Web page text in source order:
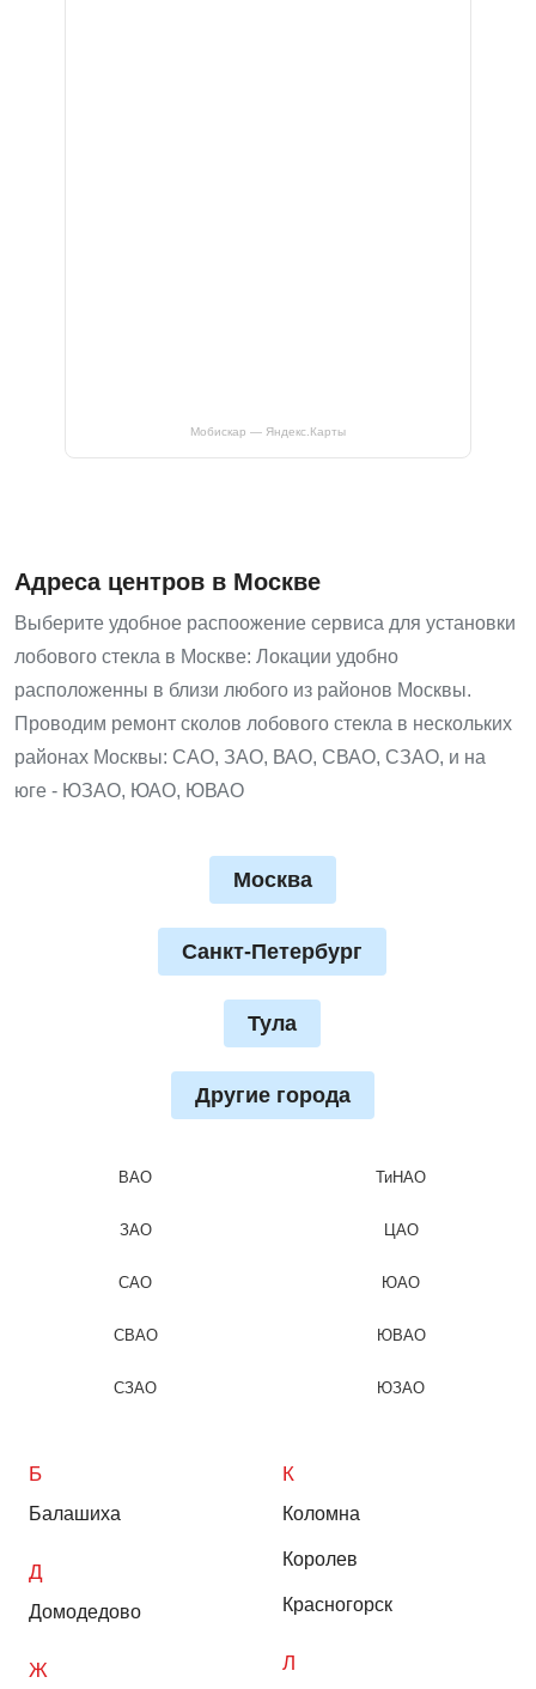
Мобискар — Яндекс.Карты
Адреса центров в Москве
Выберите удобное распоожение сервиса для установки
лобового стекла в Москве: Локации удобно
расположенны в близи любого из районов Москвы.
Проводим ремонт сколов лобового стекла в нескольких
районах Москвы: САО, ЗАО, ВАО, СВАО, СЗАО, и на
юге - ЮЗАО, ЮАО, ЮВАО
Москва
Санкт-Петербург
Тула
Другие города
ВАО
ЗАО
САО
СВАО
СЗАО
ТиНАО
ЦАО
ЮАО
ЮВАО
ЮЗАО
Б
Балашиха
Д
Домодедово
Ж
К
Коломна
Королев
Красногорск
Л